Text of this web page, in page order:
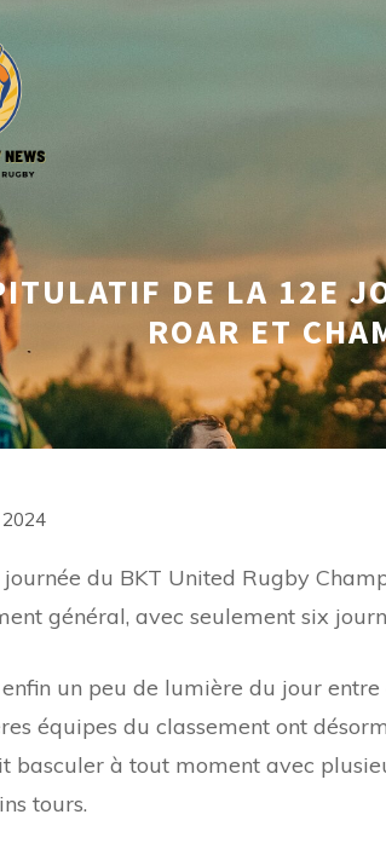
DE LA 12E
ROAR ET
journée du BKT United Rugby
général, avec seulement six
un peu de lumière du jour
équipes du classement ont
basculer à tout moment avec
tours.